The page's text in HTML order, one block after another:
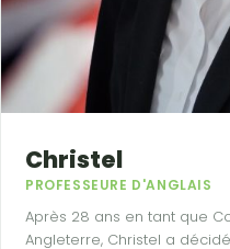
Christel
PROFESSEURE D'ANGLAIS
Après 28 ans en tant que
Angleterre, Christel a